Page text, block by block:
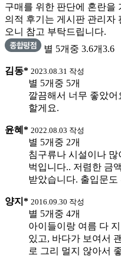
구매를 위한 판단에 혼란을
의적 후기는 게시판 관리자
오니 참고 부탁드립니다.
별 5개중 3.6개3.6
김동* 2023.08.31 작성
별 5개중 5개
깔끔해서 너무 좋았
할게요.
윤혜* 2022.08.03 작성
별 5개중 2개
침구류나 시설이나
벅입니다.. 저렴한 금
받았습니다. 출입문
양지* 2016.09.30 작성
별 5개중 4개
아이들이랑 여름 다
있고, 바다가 보여서
로 그리 멀지 않아서